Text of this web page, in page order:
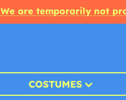
We are temporarily not
COSTUMES